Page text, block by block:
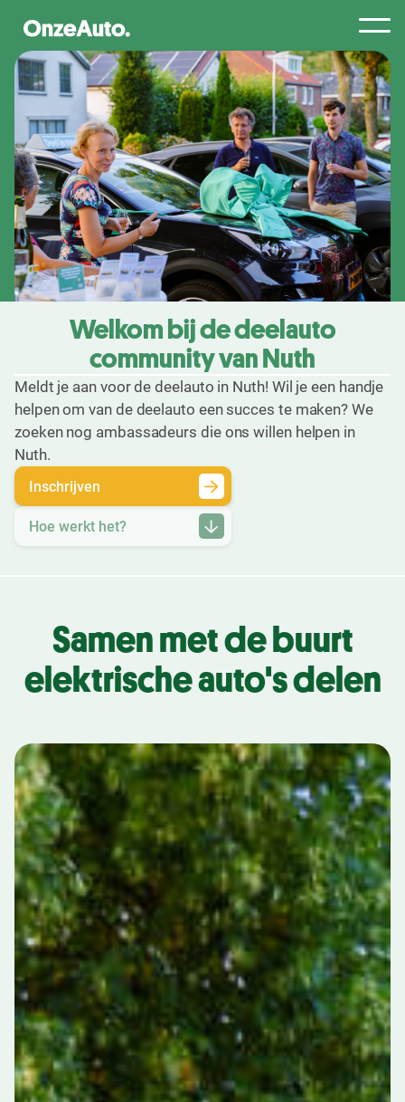
Samen Slim Rijden
Locaties Nuth
Welkom bij de deelauto
community van Nuth
Meldt je aan voor de deelauto in Nuth! Wil je een handje
helpen om van de deelauto een succes te maken? We
zoeken nog ambassadeurs die ons willen helpen in
Nuth.
Inschrijven
Hoe werkt het?
Samen met de buurt
elektrische auto's delen